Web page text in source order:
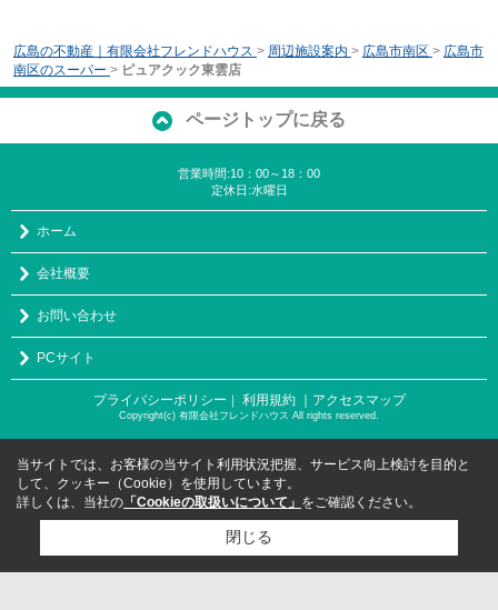
広島の不動産｜有限会社フレンドハウス > 周辺施設案内 > 広島市南区 > 広島市
南区のスーパー > ピュアクック東雲店
ページトップに戻る
営業時間:10：00～18：00
定休日:水曜日
ホーム
会社概要
お問い合わせ
PCサイト
プライバシーポリシー ｜ 利用規約 ｜アクセスマップ
Copyright(c) 有限会社フレンドハウス All rights reserved.
当サイトでは、お客様の当サイト利用状況把握、サービス向上検討を目的と
して、クッキー（Cookie）を使用しています。
詳しくは、当社の 「Cookieの取扱いについて」 をご確認ください。
閉じる